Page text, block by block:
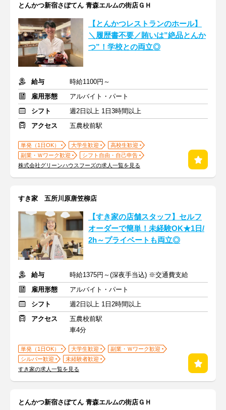
とんかつ新宿さぼてん 青森エルムの街店ＧＨ
【とんかつレストランのホール】
＼履歴書不要／賄いは”絶品とんか
つ”！学校との両立◎
給与
時給1100円～
雇用形態
アルバイト・パート
シフト
週2日以上 1日3時間以上
アクセス
五農校前駅
単発（1日OK） 大学生歓迎
高校生歓迎
副業・Ｗワーク歓迎
シフト自由・自己申告
株式会社グリーンハウスフーズの求人一覧を見る
すき家 五所川原唐笠柳店
【すき家の店舗スタッフ】セルフ
オーダーで簡単！未経験OK★1日/
2h～プライベートも両立◎
給与
時給1375円～(深夜手当込) ※交通費支給
雇用形態
アルバイト・パート
シフト
週2日以上 1日2時間以上
アクセス
五農校前駅
車4分
単発（1日OK） 大学生歓迎
副業・Ｗワーク歓迎
シルバー歓迎
未経験者歓迎
すき家の求人一覧を見る
とんかつ新宿さぼてん 青森エルムの街店ＧＨ